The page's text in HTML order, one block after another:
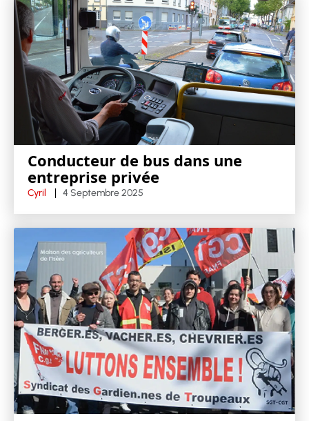
Conducteur de bus dans une
entreprise privée
Cyril 4 Septembre 2025